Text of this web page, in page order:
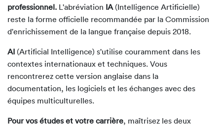
professionnel. L'abréviation IA(Intelligence Artificielle)
reste la forme officielle recommandée par la Commission
d'enrichissement de la langue française depuis 2018.
AI (Artificial Intelligence) s'utilise couramment dans les
contextes internationaux et techniques. Vous
rencontrerez cette version anglaise dans la
documentation, les logiciels et les échanges avec des
équipes multiculturelles.
Pour vos études et votre carrière, maîtrisez les deux